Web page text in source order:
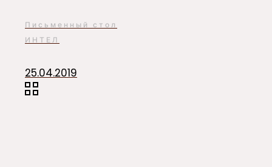
Письменный стол
ИНТЕЛ
25.04.2019